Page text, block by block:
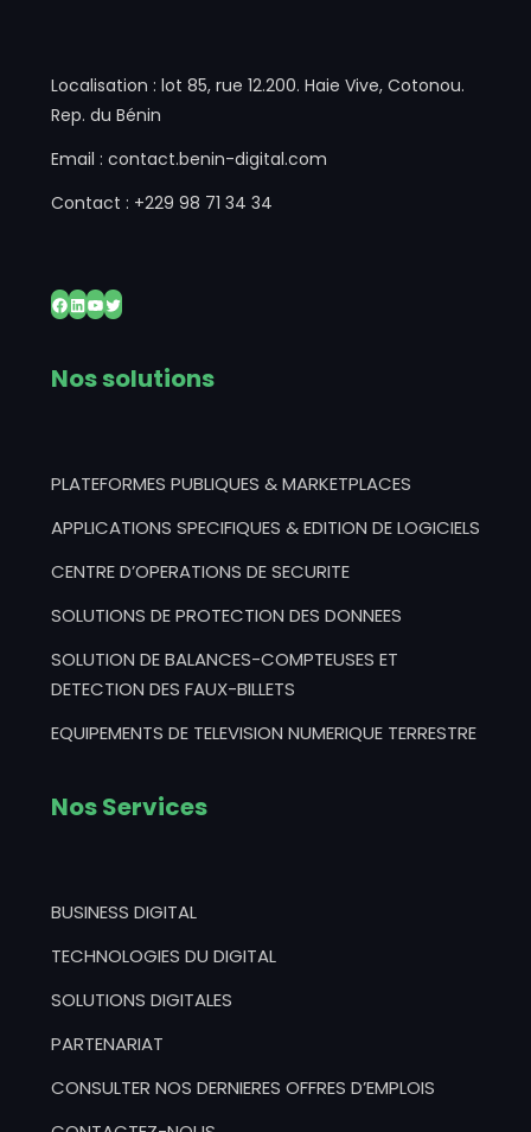
Localisation : lot 85, rue 12.200. Haie Vive, Cotonou.
Rep. du Bénin
Email : contact.benin-digital.com
Contact : +229 98 71 34 34
Facebook
LinkedIn
YouTube
Twitter
Nos solutions
PLATEFORMES PUBLIQUES & MARKETPLACES
APPLICATIONS SPECIFIQUES & EDITION DE LOGICIELS
CENTRE D’OPERATIONS DE SECURITE
SOLUTIONS DE PROTECTION DES DONNEES
SOLUTION DE BALANCES-COMPTEUSES ET
DETECTION DES FAUX-BILLETS
EQUIPEMENTS DE TELEVISION NUMERIQUE TERRESTRE
Nos Services
BUSINESS DIGITAL
TECHNOLOGIES DU DIGITAL
SOLUTIONS DIGITALES
PARTENARIAT
CONSULTER NOS DERNIERES OFFRES D’EMPLOIS